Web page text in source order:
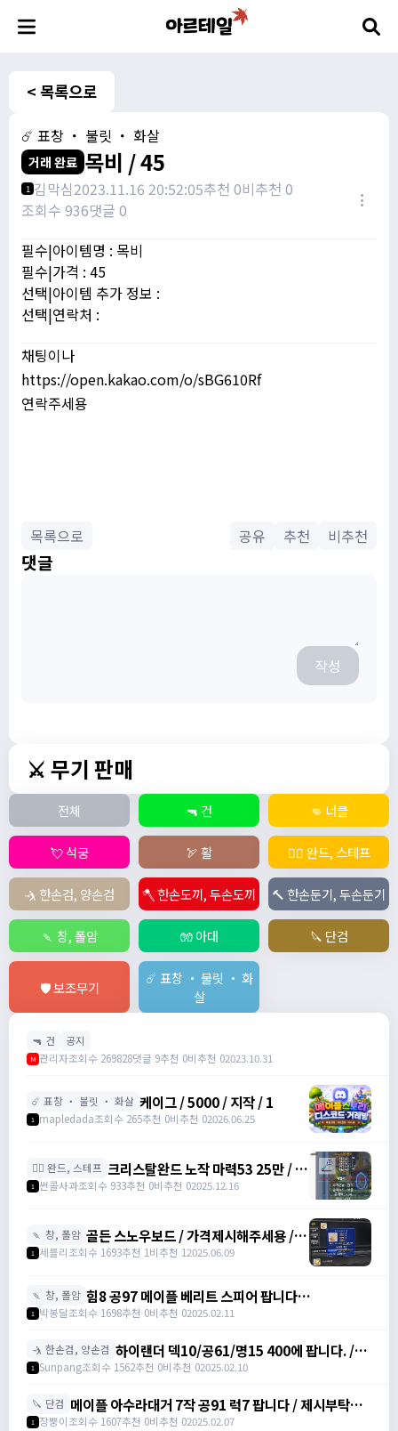
< 목록으로
☄️ 표창 ・ 불릿 ・ 화살
거래 완료 목비 / 45
1 김막심2023.11.16 20:52:05추천 0비추천 0
조회수 936댓글 0
필수|아이템명 : 목비
필수|가격 : 45
선택|아이템 추가 정보 :
선택|연락처 :
채팅이나
https://open.kakao.com/o/sBG610Rf
연락주세용
목록으로 공유 추천 비추천
댓글
작성
⚔️ 무기 판매
전체 🔫 건 👊 너클
💘 석궁 🏹 활 🧙‍♀️ 완드, 스테프
🤺 한손검, 양손검 🪓 한손도끼, 두손도끼 🔨 한손둔기, 두손둔기
🍡 창, 폴암 🧤 아대 🔪 단검
🛡️ 보조무기
☄️ 표창 ・ 불릿 ・ 화
살
🔫 건 공지
M 관리자조회수 269828댓글 9추천 0비추천 02023.10.31
☄️ 표창 ・ 불릿 ・ 화살 케이그 / 5000 / 지작 / 1
1 mapledada조회수 265추천 0비추천 02026.06.25
🧙‍♀️ 완드, 스테프 크리스탈완드 노작 마력53 25만 / 마
력52 15만 팝니다 / 250000 / 마력
https://open.kakao.com/o/sdHYKEcg
1 썬콜사과조회수 933추천 0비추천 02025.12.16
🍡 창, 폴암 골든 스노우보드 / 가격제시해주세용 / 골
든 스노우보드 3강 STR3 공격력60 /
1 세를리조회수 1693추천 1비추천 12025.06.09
🍡 창, 폴암 힘8 공97 메이플 베리트 스피어 팝니다
https://open.kakao.com/o/gZBfyJ6f /
1 박봉달조회수 1698추천 0비추천 02025.02.11
🤺 한손검, 양손검 하이랜더 덱10/공61/명15 400에 팝니다. /
4000000
1 Sunpang조회수 1562추천 0비추천 02025.02.10
🔪 단검 메이플 아수라대거 7작 공91 럭7 팝니다 / 제시부탁드
려요 / 아수라대거
1 장뿡이조회수 1607추천 0비추천 02025.02.07